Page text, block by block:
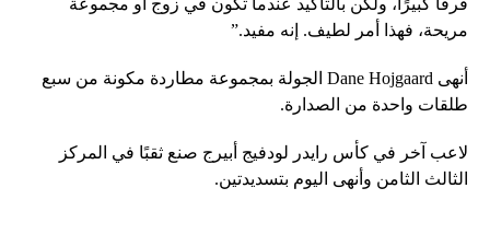
مريحة، فهذا أمر لطيف. إنه مفيد.”
أنهى Dane Hojgaard الجولة بمجموعة مطاردة مكونة من سبع
طلقات واحدة من الصدارة.
لاعب آخر في كأس رايدر لودفيج أبيرج صنع ثقبًا في المركز
الثالث الثامن وأنهى اليوم بتسديدتين.